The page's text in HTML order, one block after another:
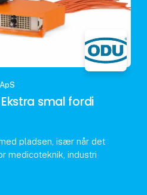
Ekstra smal fordi
pladsen, især når det
medicoteknik, industri